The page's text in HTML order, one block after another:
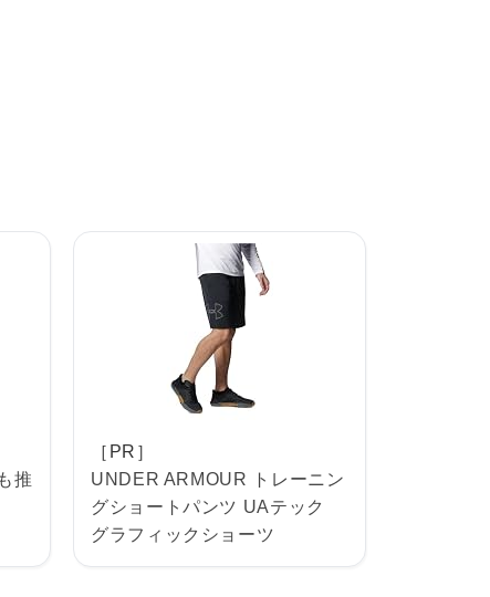
推
［PR］
UNDER ARMOUR トレーニン
グショートパンツ UAテック
グラフィックショーツ